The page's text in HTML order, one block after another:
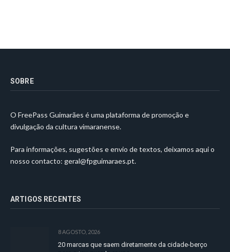
SOBRE
O FreePass Guimarães é uma plataforma de promoção e
divulgação da cultura vimaranense.
Para informações, sugestões e envio de textos, deixamos aqui o
nosso contacto: geral@fpguimaraes.pt.
ARTIGOS RECENTES
8 AGOSTO, 2026
20 marcas que saem diretamente da cidade-berço